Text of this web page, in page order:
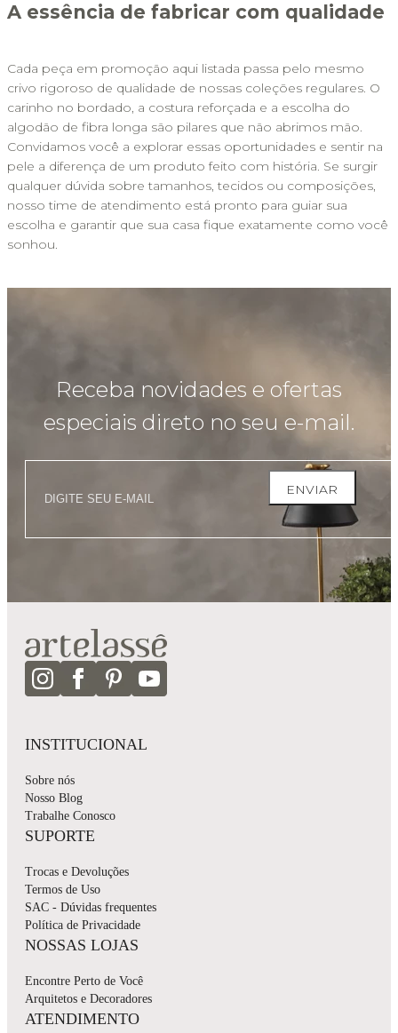
A essência de fabricar com qualidade
Cada peça em promoção aqui listada passa pelo mesmo
crivo rigoroso de qualidade de nossas coleções regulares. O
carinho no bordado, a costura reforçada e a escolha do
algodão de fibra longa são pilares que não abrimos mão.
Convidamos você a explorar essas oportunidades e sentir na
pele a diferença de um produto feito com história. Se surgir
qualquer dúvida sobre tamanhos, tecidos ou composições,
nosso time de atendimento está pronto para guiar sua
escolha e garantir que sua casa fique exatamente como você
sonhou.
Receba novidades e ofertas
especiais direto no seu e-mail.
ENVIAR
INSTITUCIONAL
Sobre nós
Nosso Blog
Trabalhe Conosco
SUPORTE
Trocas e Devoluções
Termos de Uso
SAC - Dúvidas frequentes
Política de Privacidade
NOSSAS LOJAS
Encontre Perto de Você
Arquitetos e Decoradores
ATENDIMENTO